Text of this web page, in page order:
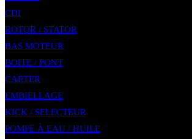
CDI
ROTOR / STATOR
BAS MOTEUR
BOITE / PONT
CARTER
EMBIELLAGE
KICK / SELECTEUR
POMPE À EAU / HUILE